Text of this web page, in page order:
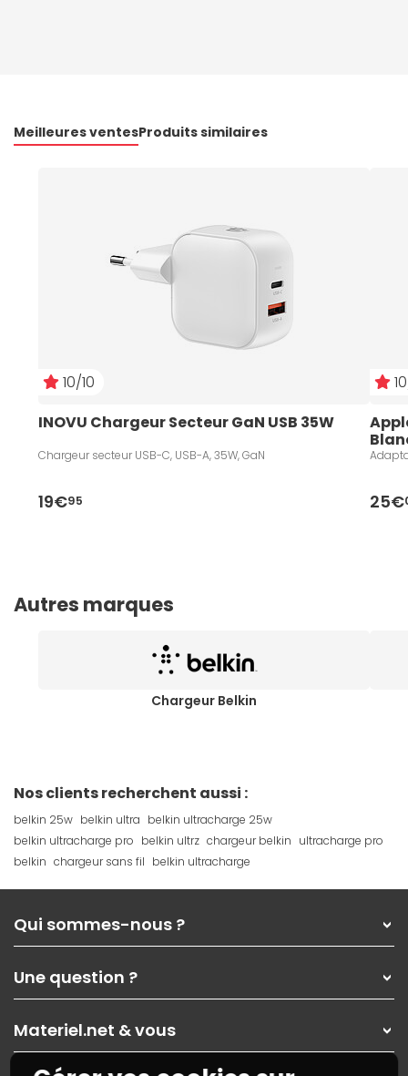
Meilleures ventesProduits similaires
10/10
INOVU Chargeur Secteur GaN USB 35W
Chargeur secteur USB-C, USB-A, 35W, GaN
19€95 25€
Autres marques
Chargeur Belkin
Nos clients recherchent aussi :
belkin 25w belkin ultra belkin ultracharge 25w
belkin ultracharge pro belkin ultrz chargeur belkin ultracharge pro
belkin chargeur sans fil belkin ultracharge
Qui sommes-nous ?
Nos services
Les magasins Materiel.net
Nos solutions pour les pros
Contactez-nous
Une question ?
Paiement, livraison
Garanties,Pack Zen
Materiel.net & vous
On répare votre PC portable